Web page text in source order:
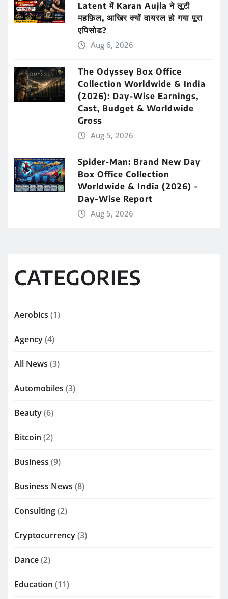
Latent में Karan Aujla ने लूटी
महफ़िल, आखिर क्यों वायरल हो गया पूरा
एपिसोड?
Aug 6, 2026
The Odyssey Box Office
Collection Worldwide & India
(2026): Day-Wise Earnings,
Cast, Budget & Worldwide
Gross
Aug 5, 2026
Spider-Man: Brand New Day
Box Office Collection
Worldwide & India (2026) –
Day-Wise Report
Aug 5, 2026
CATEGORIES
Aerobics (1)
Agency(4)
All News (3)
Automobiles (3)
Beauty(6)
Bitcoin (2)
Business (9)
Business News (8)
Consulting(2)
Cryptocurrency(3)
Dance(2)
Education (11)